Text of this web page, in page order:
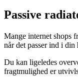
Passive
Mange internet shops
når det passer ind i
Du kan ligeledes
fragtmulighed er